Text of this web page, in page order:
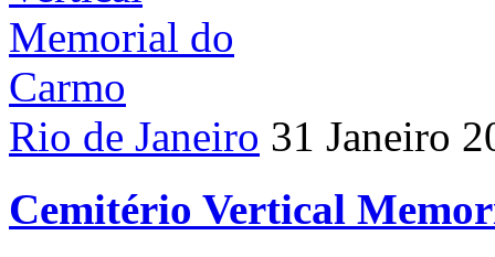
Rio de Janeiro 31 Janeiro
Cemitério Vertical